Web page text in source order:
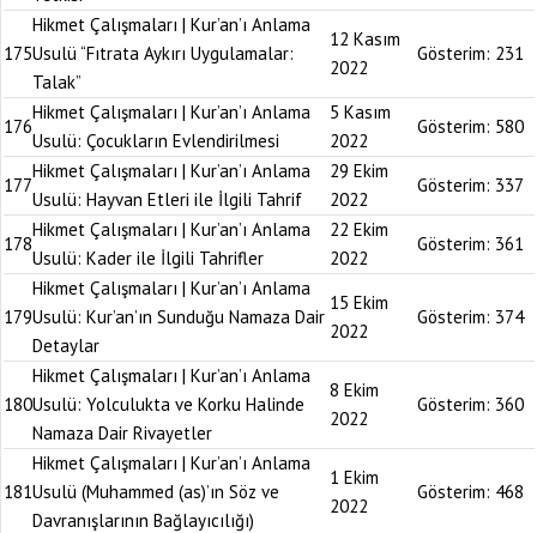
175
Hikmet Çalışmaları | Kur’an’ı Anlama
Usulü “Fıtrata Aykırı Uygulamalar:
Talak”
12 Kasım
2022
Gösterim: 231
176
Hikmet Çalışmaları | Kur’an’ı Anlama
Usulü: Çocukların Evlendirilmesi
5 Kasım
2022
Gösterim: 580
177
Hikmet Çalışmaları | Kur’an’ı Anlama
Usulü: Hayvan Etleri ile İlgili Tahrif
29 Ekim
2022
Gösterim: 337
178
Hikmet Çalışmaları | Kur’an’ı Anlama
Usulü: Kader ile İlgili Tahrifler
22 Ekim
2022
Gösterim: 361
179
Hikmet Çalışmaları | Kur’an’ı Anlama
Usulü: Kur’an’ın Sunduğu Namaza Dair
Detaylar
15 Ekim
2022
Gösterim: 374
180
Hikmet Çalışmaları | Kur’an’ı Anlama
Usulü: Yolculukta ve Korku Halinde
Namaza Dair Rivayetler
8 Ekim
2022
Gösterim: 360
181
Hikmet Çalışmaları | Kur’an’ı Anlama
Usulü (Muhammed (as)’ın Söz ve
Davranışlarının Bağlayıcılığı)
1 Ekim
2022
Gösterim: 468